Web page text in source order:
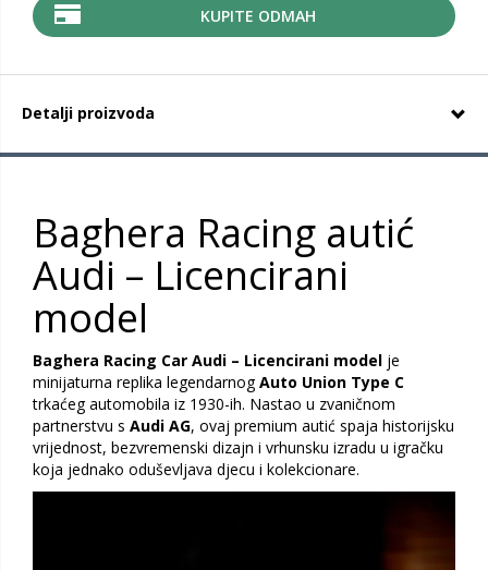
KUPITE ODMAH
Detalji proizvoda
Baghera Racing autić
Audi – Licencirani
model
Baghera Racing Car Audi – Licencirani model je
minijaturna replika legendarnogAuto Union Type C
trkaćeg automobila iz 1930-ih. Nastao u zvaničnom
partnerstvu s Audi AG, ovaj premium autić spaja historijsku
vrijednost, bezvremenski dizajn i vrhunsku izradu u igračku
koja jednako oduševljava djecu i kolekcionare.